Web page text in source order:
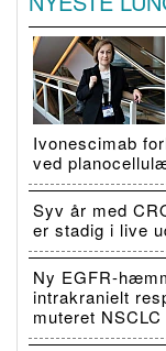
Ivonescimab
ved
Syv år med
er stadig i live
Ny EGFR-
intrakranielt
muteret